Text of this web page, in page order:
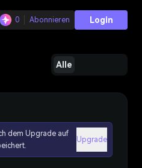
0 Abonnieren Login
Alle
dem Upgrade auf
Upgrade